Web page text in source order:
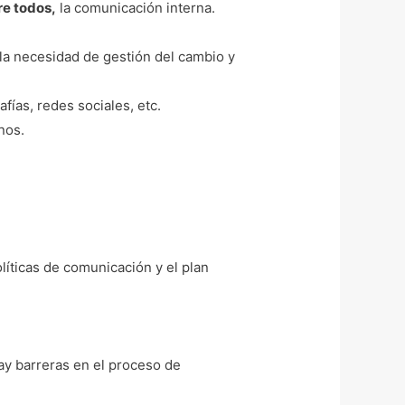
todos, la comunicación interna.
necesidad de gestión del cambio y
redes sociales, etc.
de comunicación y el plan
barreras en el proceso de